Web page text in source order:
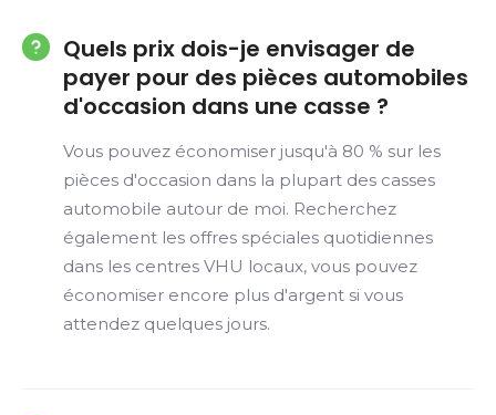
Quels prix dois-je envisager de
payer pour des pièces automobiles
d'occasion dans une casse ?
Vous pouvez économiser jusqu'à 80 % sur les
pièces d'occasion dans la plupart des casses
automobile autour de moi. Recherchez
également les offres spéciales quotidiennes
dans les centres VHU locaux, vous pouvez
économiser encore plus d'argent si vous
attendez quelques jours.